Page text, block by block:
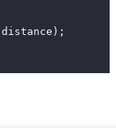
distance ) ;